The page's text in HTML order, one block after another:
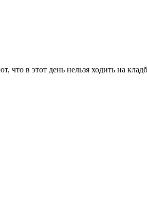
в этот день нельзя ходить на